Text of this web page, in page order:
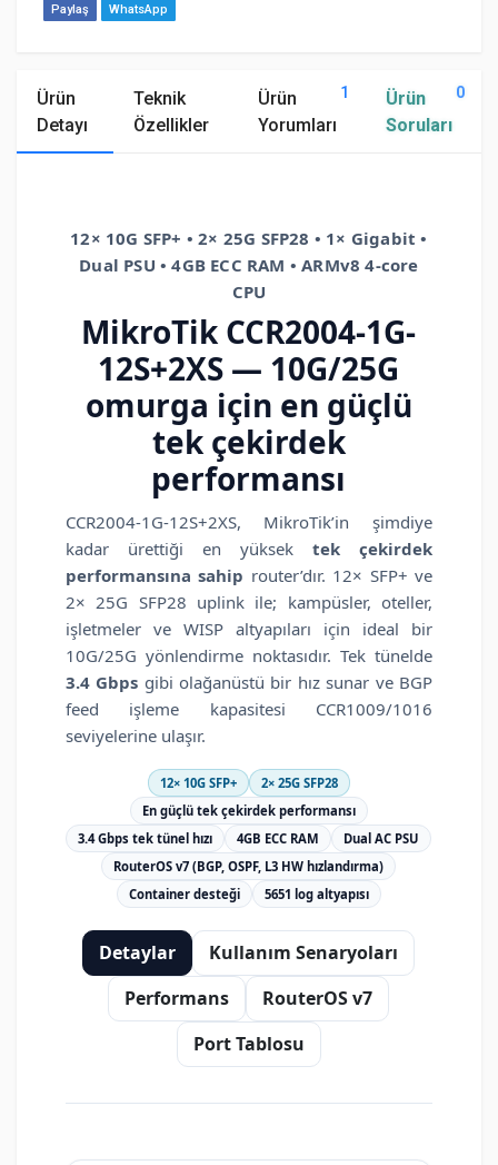
Paylaş WhatsApp
Ürün
Detayı
Teknik
Özellikler
Ürün
Yorumları
1
Ürün
Soruları
0
12× 10G SFP+ • 2× 25G SFP28 • 1× Gigabit •
Dual PSU • 4GB ECC RAM • ARMv8 4-core
CPU
MikroTik CCR2004-1G-
12S+2XS — 10G/25G
omurga için en güçlü
tek çekirdek
performansı
CCR2004-1G-12S+2XS, MikroTik’in şimdiye
kadar ürettiği en yüksek tek çekirdek
performansına sahip router’dır. 12× SFP+ ve
2× 25G SFP28 uplink ile; kampüsler, oteller,
işletmeler ve WISP altyapıları için ideal bir
10G/25G yönlendirme noktasıdır. Tek tünelde
3.4 Gbps gibi olağanüstü bir hız sunar ve BGP
feed işleme kapasitesi CCR1009/1016
seviyelerine ulaşır.
12× 10G SFP+
2× 25G SFP28
En güçlü tek çekirdek performansı
3.4 Gbps tek tünel hızı
4GB ECC RAM
Dual AC PSU
RouterOS v7 (BGP, OSPF, L3 HW hızlandırma)
Container desteği
5651 log altyapısı
Detaylar
Kullanım Senaryoları
Performans
RouterOS v7
Port Tablosu